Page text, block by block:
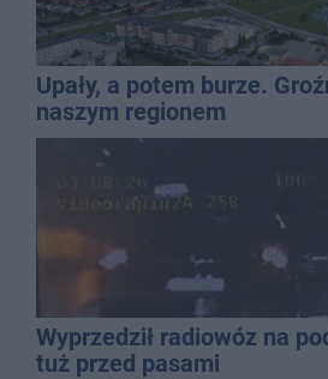
Upały, a potem burze.
naszym regionem
Wyprzedził radiowóz na
tuż przed pasami